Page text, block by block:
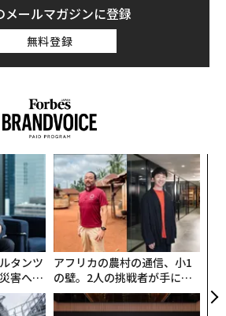
メールマガジンに登録
無料登録
タンツ
害への
けた、
アフリカの農村の通信、小1
の壁。2人の挑戦者が手にし
た「次なる武器」